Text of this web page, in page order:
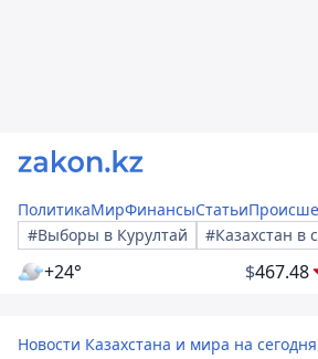
ПолитикаМирФинансыСтатьи
#Выборы в Курултай
#Казахстан в
+24° $467.48
Новости Казахстана и мира на сегодня